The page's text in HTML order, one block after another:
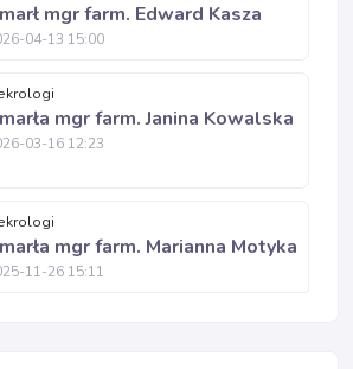
mgr farm. Edward Kasza
04-13 15:00
mgr farm. Janina Kowalska
03-16 12:23
mgr farm. Marianna Motyka
11-26 15:11